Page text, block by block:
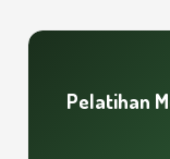
Pelatihan